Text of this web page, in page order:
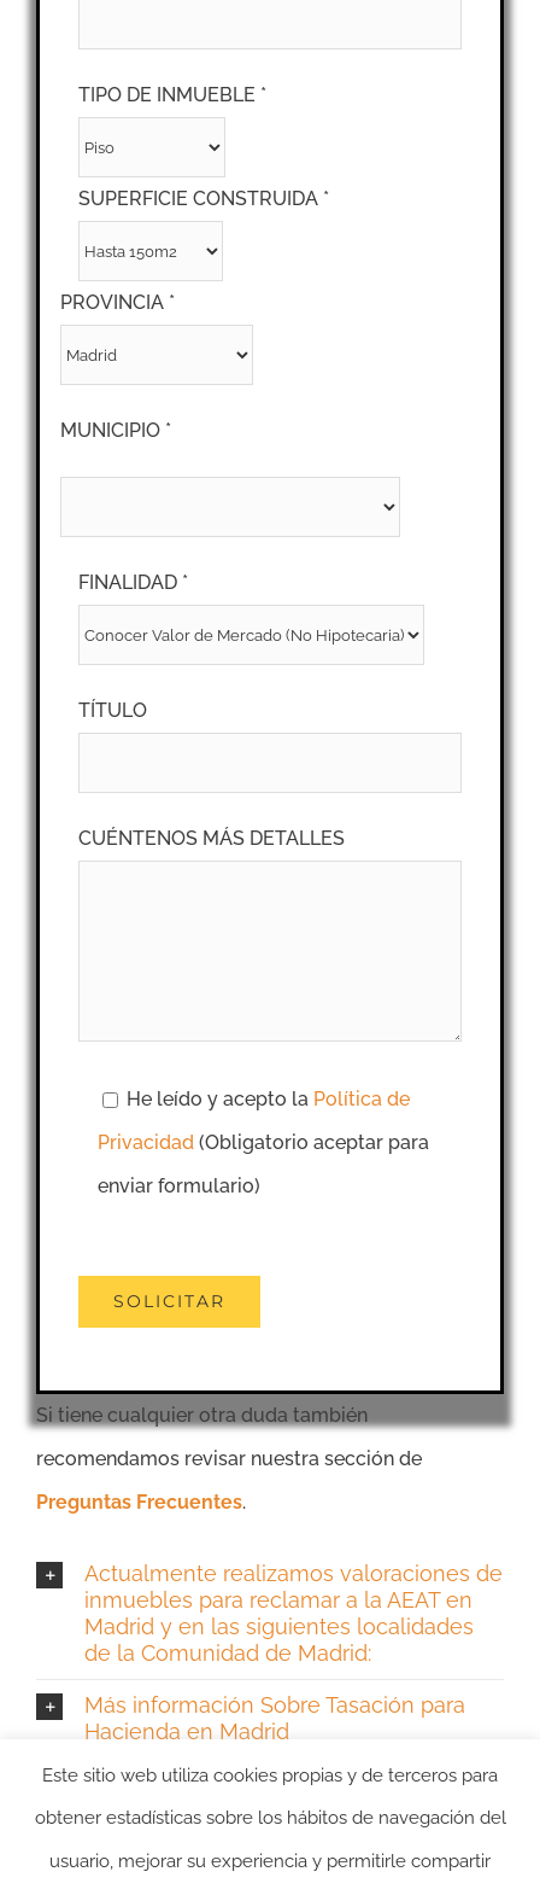
TIPO DE INMUEBLE *
SUPERFICIE CONSTRUIDA *
PROVINCIA *
MUNICIPIO *
FINALIDAD *
TÍTULO
CUÉNTENOS MÁS DETALLES
He leído y acepto la Política de
Privacidad (Obligatorio aceptar para
enviar formulario)
Si tiene cualquier otra duda también
recomendamos revisar nuestra sección de
Preguntas Frecuentes.
Actualmente realizamos valoraciones de
inmuebles para reclamar a la AEAT en
Madrid y en las siguientes localidades
de la Comunidad de Madrid:
Más información Sobre Tasación para
Hacienda en Madrid
Este sitio web utiliza cookies propias y de terceros para
obtener estadísticas sobre los hábitos de navegación del
usuario, mejorar su experiencia y permitirle compartir